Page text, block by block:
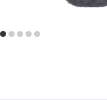
itemitemitemitemitem